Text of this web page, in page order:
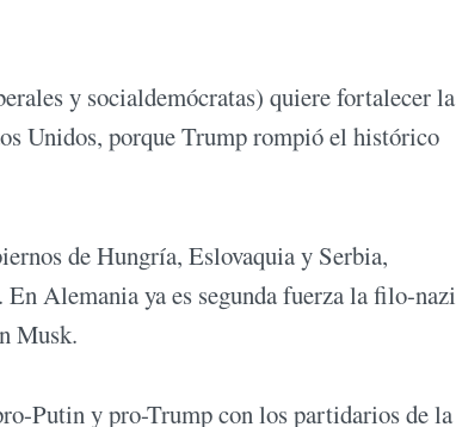
y socialdemócratas) quiere fortalecer la
Unidos, porque Trump rompió el histórico
de Hungría, Eslovaquia y Serbia,
Alemania ya es segunda fuerza la filo-nazi
Musk.
Putin y pro-Trump con los partidarios de la